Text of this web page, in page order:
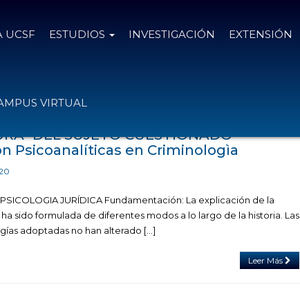
UCSF ESTUDIOS INVESTIGACIÓN EXTENSIÓN
VIRTUAL
-DEL SUJETO CUESTIONADO
Psicoanalíticas en Criminologìa
PSICOLOGIA JURÍDICA Fundamentación: La explicación de la
sido formulada de diferentes modos a lo largo de la historia. Las
adoptadas no han alterado […]
Leer Más